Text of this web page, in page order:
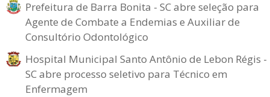
Prefeitura de Barra Bonita - SC abre seleção para
Agente de Combate a Endemias e Auxiliar de
Consultório Odontológico
Hospital Municipal Santo Antônio de Lebon Régis -
SC abre processo seletivo para Técnico em
Enfermagem